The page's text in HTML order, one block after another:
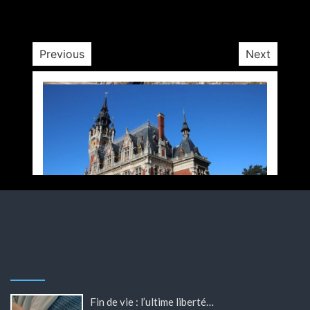
Previous Next
Fin de vie : l’ultime liberté…